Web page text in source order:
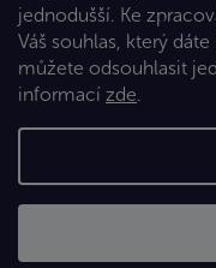
jednodušší. Ke
Váš souhlas, který
můžete odsouhlasit
informací zde.
Copyright 2026Eshop